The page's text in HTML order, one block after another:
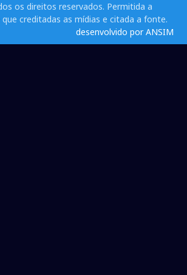
os direitos reservados. Permitida a
creditadas as mídias e citada a fonte.
desenvolvido por ANSIM